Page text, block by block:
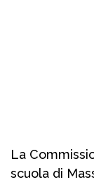
La
scuola di